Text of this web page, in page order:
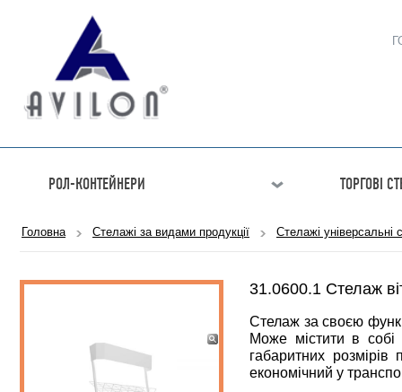
РОЛ-КОНТЕЙНЕРИ ТОРГОВІ
Головна Стелажі за видами продукції Стелажі універсальні
31.0600.1 Стелаж
Стелаж за своєю
Може містити в собі
габаритних
економічний у